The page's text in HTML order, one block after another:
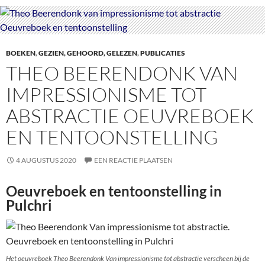
BOEKEN,GEZIEN, GEHOORD, GELEZEN,PUBLICATIES
THEO BEERENDONK VAN
IMPRESSIONISME TOT
ABSTRACTIE OEUVREBOEK
EN TENTOONSTELLING
4 AUGUSTUS 2020 EEN REACTIE PLAATSEN
Oeuvreboek en tentoonstelling in
Pulchri
Het oeuvreboek Theo Beerendonk Van impressionisme tot abstractie verscheen bij de